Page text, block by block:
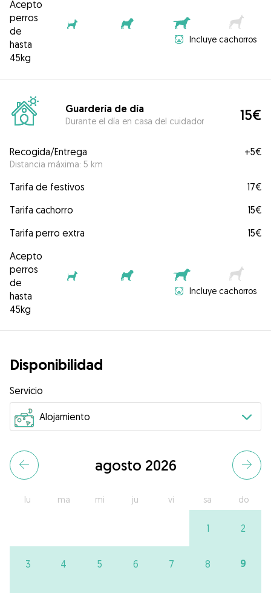
Acepto
perros
de
hasta
45kg
Incluye cachorros
Guardería de día
Durante el día en casa del cuidador 15€
Recogida/Entrega
Distancia máxima: 5 km
+5€
Tarifa de festivos
17€
Tarifa cachorro
15€
Tarifa perro extra
15€
Acepto
perros
de
hasta
45kg
Incluye cachorros
Disponibilidad
Servicio
agosto 2026
lu ma mi ju vi sa do
1 2
3 4 5 6 7 8 9